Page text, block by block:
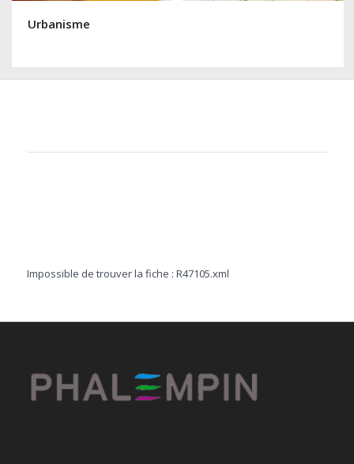
Urbanisme
Impossible de trouver la fiche : R47105.xml